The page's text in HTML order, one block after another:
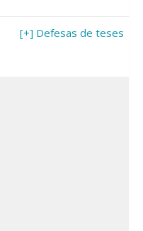
[+] Defesas de teses